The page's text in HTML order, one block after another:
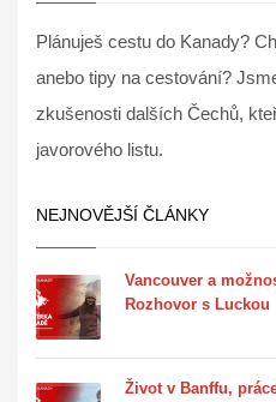
Plánuješ cestu do Kanady?
anebo tipy na cestování?
zkušenosti dalších Čechů,
javorového listu.
NEJNOVĚJŠÍ ČLÁNKY
Vancouver a
Rozhovor s Luckou
Život v Banffu,